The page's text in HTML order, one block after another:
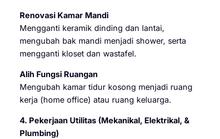
Renovasi Kamar Mandi
Mengganti keramik dinding dan lantai,
mengubah bak mandi menjadi shower, serta
mengganti kloset dan wastafel.
Alih Fungsi Ruangan
Mengubah kamar tidur kosong menjadi ruang
kerja (home office) atau ruang keluarga.
4. Pekerjaan Utilitas (Mekanikal, Elektrikal, &
Plumbing)